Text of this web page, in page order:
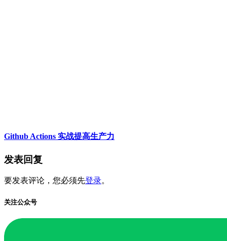
Github Actions 实战提高生产力
发表回复
要发表评论，您必须先登录。
关注公众号